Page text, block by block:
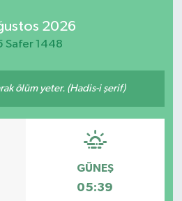
2026
Safer 1448
ölüm yeter. (Hadis-i şerif)
GÜNEŞ
05:39